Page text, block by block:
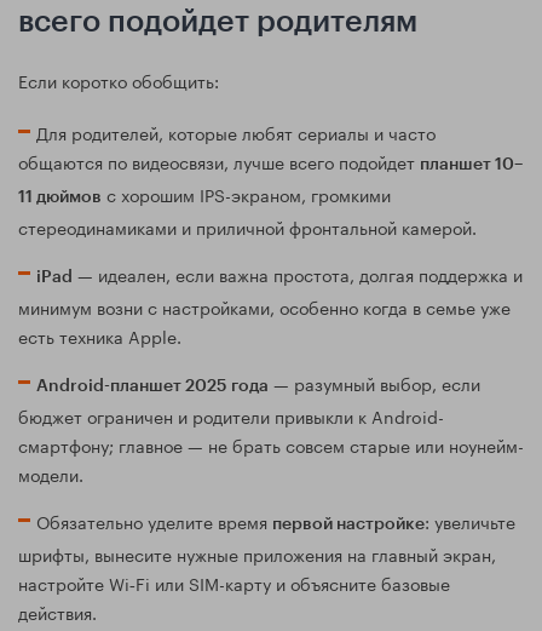
всего подойдет родителям
Если коротко обобщить:
Для родителей, которые любят сериалы и часто
общаются по видеосвязи, лучше всего подойдет планшет 10–
11 дюймов с хорошим IPS-экраном, громкими
стереодинамиками и приличной фронтальной камерой.
iPad — идеален, если важна простота, долгая поддержка и
минимум возни с настройками, особенно когда в семье уже
есть техника Apple.
Android-планшет 2025 года — разумный выбор, если
бюджет ограничен и родители привыкли к Android-
смартфону; главное — не брать совсем старые или ноунейм-
модели.
Обязательно уделите время первой настройке: увеличьте
шрифты, вынесите нужные приложения на главный экран,
настройте Wi‑Fi или SIM-карту и объясните базовые
действия.